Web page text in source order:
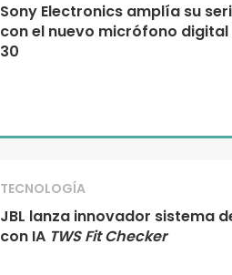
Sony Electronics amplía su
con el nuevo micrófono digital
30
TECNOLOGÍA
JBL lanza innovador sistema
con IA TWS Fit Checker